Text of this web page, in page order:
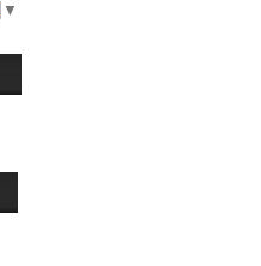
▼